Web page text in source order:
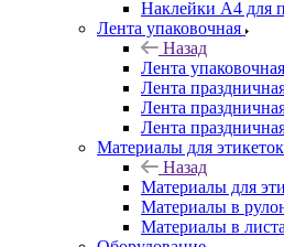
Наклейки А4 для
Лента упаковочная
Назад
Лента упаковочная
Лента
Лента
Лента
Материалы для
Назад
Материалы для
Материалы в
Материалы в